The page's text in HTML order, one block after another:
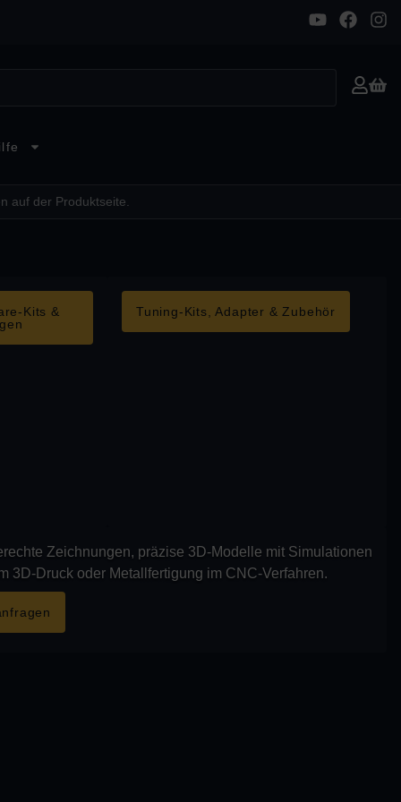
auf der Produktseite.
Kits &
Tuning-Kits, Adapter & Zubehör
Zeichnungen, präzise 3D-Modelle mit Simulationen
3D-Druck oder Metallfertigung im CNC-Verfahren.